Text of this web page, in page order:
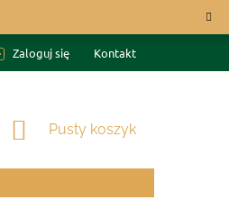
Zaloguj się Kontakt
KOSZYK
Pusty koszyk